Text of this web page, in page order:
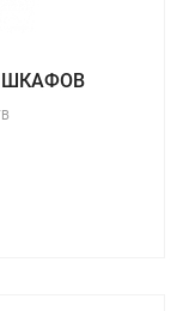
ШКАФОВ